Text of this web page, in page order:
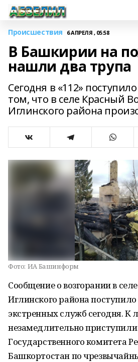
Происшествия 6 АПРЕЛЯ , 05:58
В Башкирии на
нашли два трупа
Сегодня в «112»
том, что в селе Красный
Иглинского района
Фото: ИА Башинформ
Сообщение о возгорании в
Иглинского района
экстренных служб сегодня. К
незамедлительно
Государственного комитета
Башкортостан по